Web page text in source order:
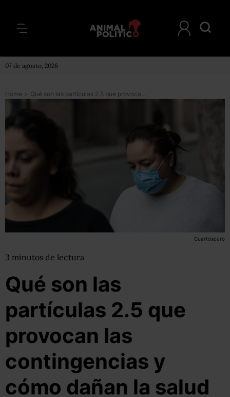
07 de agosto, 2026
Home > Qué son las partículas 2.5 que provocan las contingencias y cómo dañan la salud
Cuartoscuro
3 minutos de lectura
Qué son las
partículas 2.5 que
provocan las
contingencias y
cómo dañan la salud